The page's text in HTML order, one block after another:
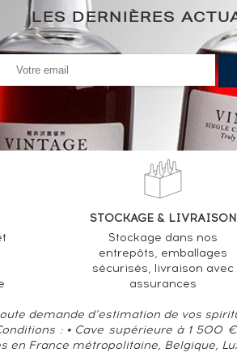
LES DERNIÈRES
STOCKAGE & LIVRAISON
Stockage dans nos
entrepôts, emballages
sécurisés, livraison avec
assurances
demande d’estimation de vos
: • Cave supérieure à 1
en France métropolitaine, Belgique,